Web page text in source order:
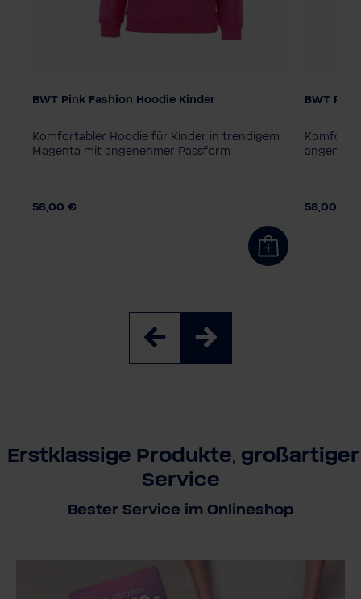
Kindergröße
BWT Pink Fashion Hoodie Kinder
Komfortabler Hoodie für Kinder in trendigem
Magenta mit angenehmer Passform
58,00 €
BWT
58,00 €
Erstklassige Produkte, großartiger
Service
Bester Service im Onlineshop